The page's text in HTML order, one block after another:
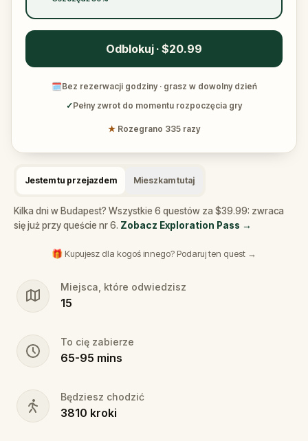
Odblokuj · $20.99
🗓Bez rezerwacji godziny · grasz w dowolny dzień
✓Pełny zwrot do momentu rozpoczęcia gry
★ Rozegrano 335 razy
Jestem tu przejazdem Mieszkam tutaj
Kilka dni w Budapest? Wszystkie 6 questów za $39.99: zwraca
się już przy queście nr 6. Zobacz Exploration Pass →
🎁 Kupujesz dla kogoś innego? Podaruj ten quest →
Miejsca, które odwiedzisz
15
To cię zabierze
65-95 mins
Będziesz chodzić
3810 kroki